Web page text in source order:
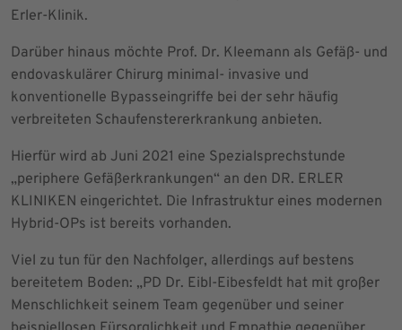
Erler-Klinik.
Darüber hinaus möchte Prof. Dr. Kleemann als Gefäß- und
endovaskulärer Chirurg minimal- invasive und
konventionelle Bypasseingriffe bei der sehr häufig
verbreiteten Schaufenstererkrankung anbieten.
Hierfür wird ab Juni 2021 eine Spezialsprechstunde
„periphere Gefäßerkrankungen“ an den DR. ERLER
KLINIKEN eingerichtet. Die Infrastruktur eines modernen
Hybrid-OPs ist bereits vorhanden.
Viel zu tun für den Nachfolger, allerdings auf bestens
bereitetem Boden: „PD Dr. Eibl-Eibesfeldt hat mit großer
Menschlichkeit seinem Team gegenüber und seiner